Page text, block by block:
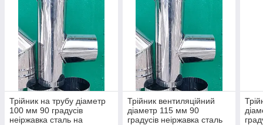
Трійник на трубу діаметр
100 мм 90 градусів
неіржавка сталь на
Трійник вентиляційний
діаметр 115 мм 90
градусів неіржавка сталь